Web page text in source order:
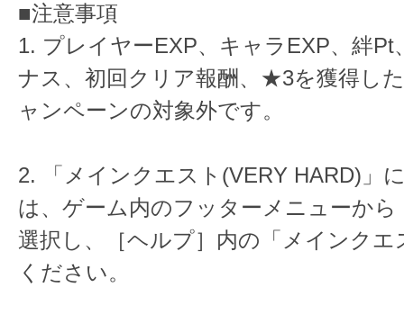
■注意事項
1. プレイヤーEXP、キャラEXP、絆Pt
ナス、初回クリア報酬、★3を獲得し
ャンペーンの対象外です。
2. 「メインクエスト(VERY HARD)」
は、ゲーム内のフッターメニューか
選択し、［ヘルプ］内の「メインクエ
ください。